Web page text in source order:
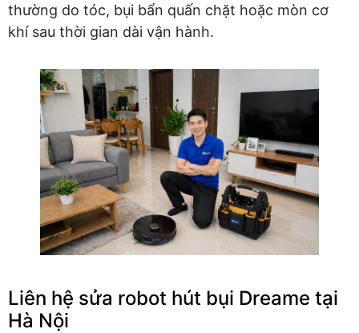
thường do tóc, bụi bẩn quấn chặt hoặc mòn cơ
khí sau thời gian dài vận hành.
Liên hệ sửa robot hút bụi Dreame tại
Hà Nội